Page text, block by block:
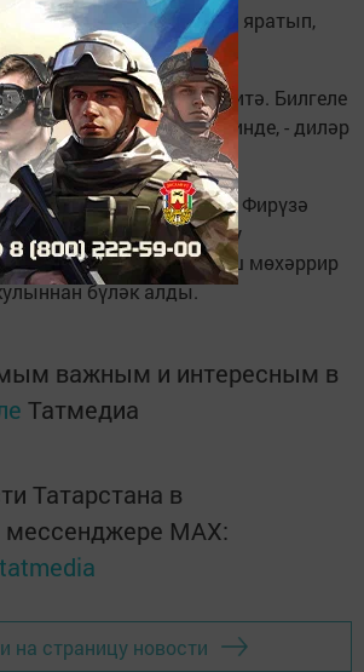
Дүрт елдан бирле эшен яратып,
ул.
күңелләр булып китә. Билгеле
көтә башлыйбыз инде, - диләр
бүлекчәсе җитәкчесе Фирүзә
Үзәк чыршыны ябу
хөрмәтләнде, баш мөхәррир
бүләк алды.
важным и интересным в
Татмедиа
Татарстана в
мессенджере MАХ:
на страницу новости